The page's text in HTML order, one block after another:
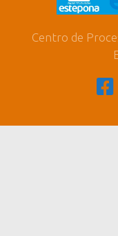
Centro de